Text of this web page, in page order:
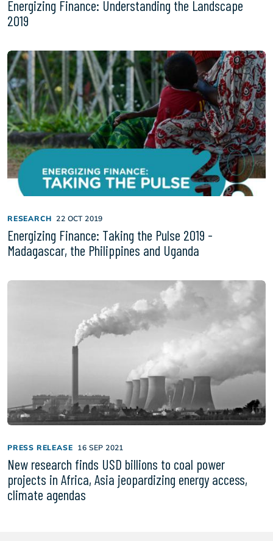
Energizing Finance: Understanding the Landscape
2019
RESEARCH 22 OCT 2019
Energizing Finance: Taking the Pulse 2019 -
Madagascar, the Philippines and Uganda
PRESS RELEASE 16 SEP 2021
New research finds USD billions to coal power
projects in Africa, Asia jeopardizing energy access,
climate agendas